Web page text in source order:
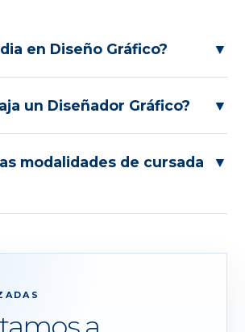
en Diseño Gráfico? ▼
un Diseñador Gráfico? ▼
modalidades de cursada
▼